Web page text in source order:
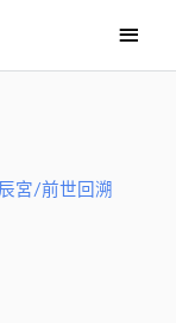
要
宮/前世回溯